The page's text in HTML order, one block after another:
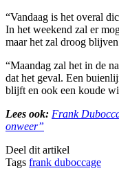
“Vandaag is het overal
In het weekend zal er
maar het zal droog
“Maandag zal het in de
dat het geval. Een
blijft en ook een koude
Lees ook: Frank
onweer”
Deel dit artikel
Tags frank duboccage